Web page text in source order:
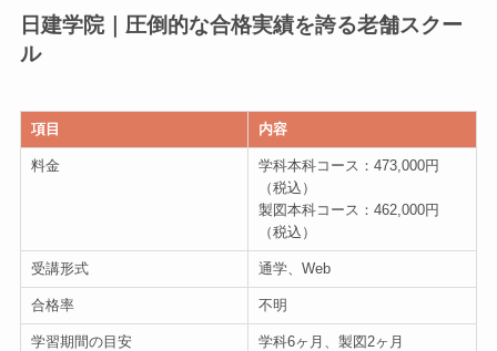
日建学院｜圧倒的な合格実績を誇る老舗スクー
ル
項目 内容
料金
学科本科コース：473,000円
（税込）
製図本科コース：462,000円
（税込）
受講形式 通学、Web
合格率 不明
学習期間の目安 学科6ヶ月、製図2ヶ月